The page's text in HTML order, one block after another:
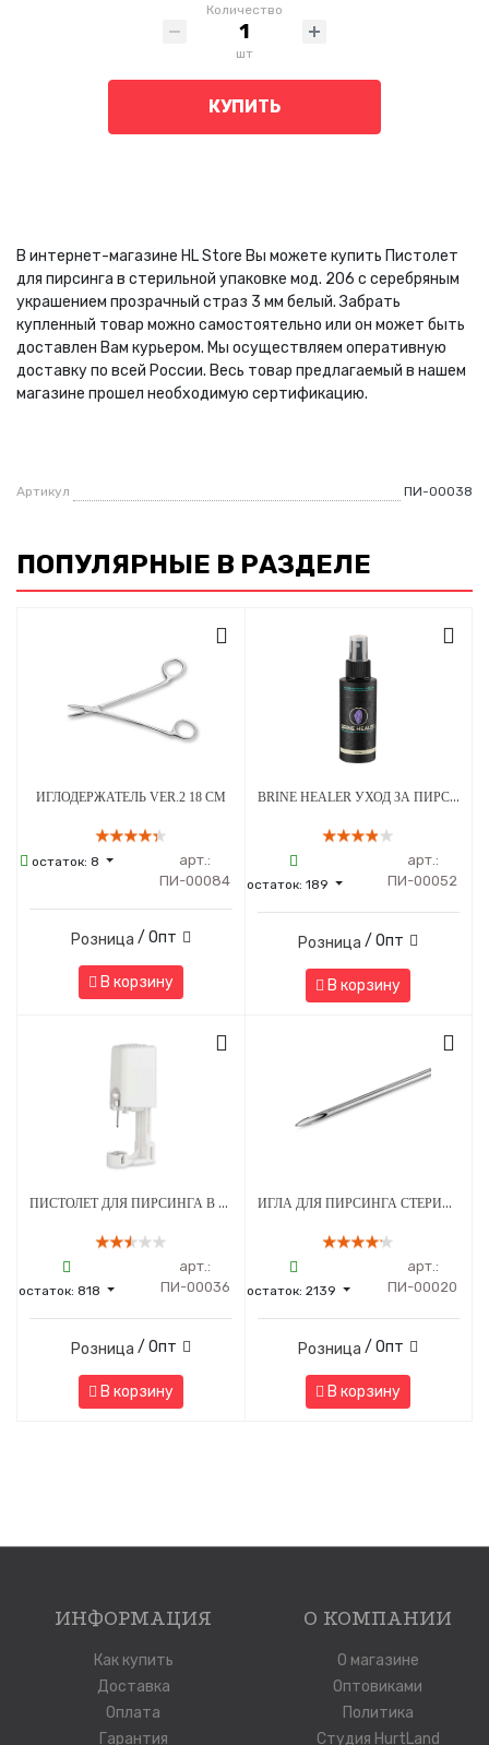
Количество
шт
КУПИТЬ
В интернет-магазине HL Store Вы можете купить Пистолет
для пирсинга в стерильной упаковке мод. 206 с серебряным
украшением прозрачный страз 3 мм белый. Забрать
купленный товар можно самостоятельно или он может быть
доставлен Вам курьером. Мы осуществляем оперативную
доставку по всей России. Весь товар предлагаемый в нашем
магазине прошел необходимую сертификацию.
Артикул ПИ-00038
ПОПУЛЯРНЫЕ В РАЗДЕЛЕ
ИГЛОДЕРЖАТЕЛЬ VER.2 18 СМ
остаток: 8
арт.:
ПИ-00084
Розница / Опт
В корзину
BRINE HEALER УХОД ЗА ПИРСИНГОМ - СРЕДСТВО ДЛЯ ЗАЖИВЛЕНИЯ - 100 МЛ
остаток: 189
арт.:
ПИ-00052
Розница / Опт
В корзину
ПИСТОЛЕТ ДЛЯ ПИРСИНГА В СТЕРИЛЬНОЙ УПАКОВКЕ МОД. 203 С СЕРЕБРЯНЫМ УКРАШЕНИЕМ ШАРИК 3 ММ БЕЛЫЙ - 1 ШТ
остаток: 818
арт.:
ПИ-00036
Розница / Опт
В корзину
ИГЛА ДЛЯ ПИРСИНГА СТЕРИЛЬНАЯ 13G
остаток: 2139
арт.:
ПИ-00020
Розница / Опт
В корзину
ИНФОРМАЦИЯ
Как купить
Доставка
Оплата
Гарантия
О КОМПАНИИ
О магазине
Оптовиками
Политика
Студия HurtLand